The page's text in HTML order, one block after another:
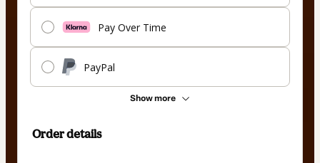
Pay Over Time
PayPal
Show more
Order details